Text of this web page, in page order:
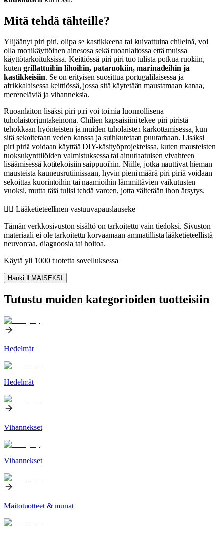
Mitä tehdä tähteille?
Ylijäänyt piri piri, olipa se kastikkeena tai kuivattuina chileinä, voi
olla monikäyttöinen ainesosa sekä ruoanlaitossa että muissa
käyttötarkoituksissa. Keittiössä piri piri tuo tulista potkua ruokiin,
kuten grillattuihin lihoihin, pataruokiin, marinadeihin ja
kastikkeisiin. Se on erityisen suosittua portugalilaisessa ja
afrikkalaisessa keittiössä, jossa sitä käytetään maustamaan kanaa,
mereneläviä ja vihanneksia.
Ruoanlaiton lisäksi piri piri voi toimia luonnollisena
tuholaistorjuntakeinona. Chilien kapsaisiini tekee piri piristä
tehokkaan hyönteisten ja muiden tuholaisten karkottamisessa, kun
sitä sekoitetaan veden kanssa ja suihkutetaan puutarhaan. Lisäksi
piri piriä voidaan käyttää DIY-käsityöprojekteissa, kuten mausteisten
tuoksukynttilöiden valmistuksessa tai ainutlaatuisen vivahteen
lisäämisessä kotitekoisiin saippuoihin. Niille, jotka nauttivat hieman
mausteista kauneusrutiinissaan, hyvin pieni määrä piri piriä voidaan
sekoittaa kuorintoihin tai naamioihin lämmittävien vaikutusten
vuoksi, mutta tätä tulisi tehdä varoen, jotta vältetään ihon ärsytys.
👨‍⚕️️ Lääketieteellinen vastuuvapauslauseke
Tämän verkkosivuston sisältö on tarkoitettu vain tiedoksi. Sivuston
materiaali ei ole tarkoitettu korvaamaan ammatillista lääketieteellistä
neuvontaa, diagnoosia tai hoitoa.
Käytä yli 1000 tuotetta sovelluksessa
Hanki ILMAISEKSI
Tutustu muiden kategorioiden tuotteisiin
Hedelmät
Hedelmät
Vihannekset
Vihannekset
Maitotuotteet & munat